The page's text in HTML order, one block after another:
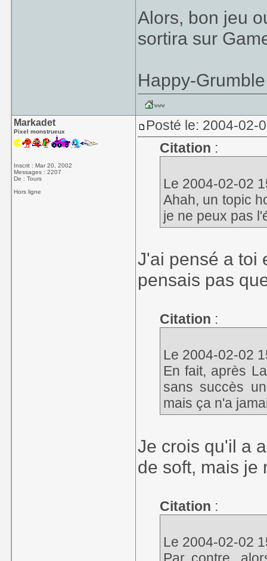
Alors, bon jeu
sortira sur
Happy-Grumble
Markadet
Pixel monstrueux
Inscrit : Mar 20, 2002
Messages : 2207
De : Tours
Hors ligne
Posté le: 2004-02-
Citation :
Le 2004-02-02
Ahah, un topic
je ne peux pas
J'ai pensé a toi
pensais pas
Citation :
Le 2004-02-02
En fait, après
sans succès
mais ça n'a
Je crois qu'il a
de soft, mais je
Citation :
Le 2004-02-02